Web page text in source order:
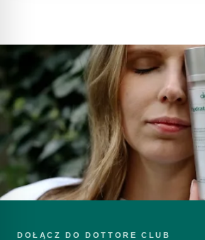
DOŁĄCZ DO DOTTORE CLUB